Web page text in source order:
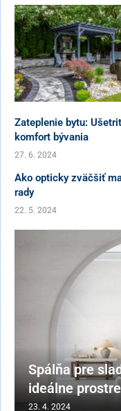
Zateplenie bytu:
komfort bývania
27. 6. 2024
Ako opticky zväčšiť
rady
22. 5. 2024
Spálňa pre
ideálne
23. 4. 2024